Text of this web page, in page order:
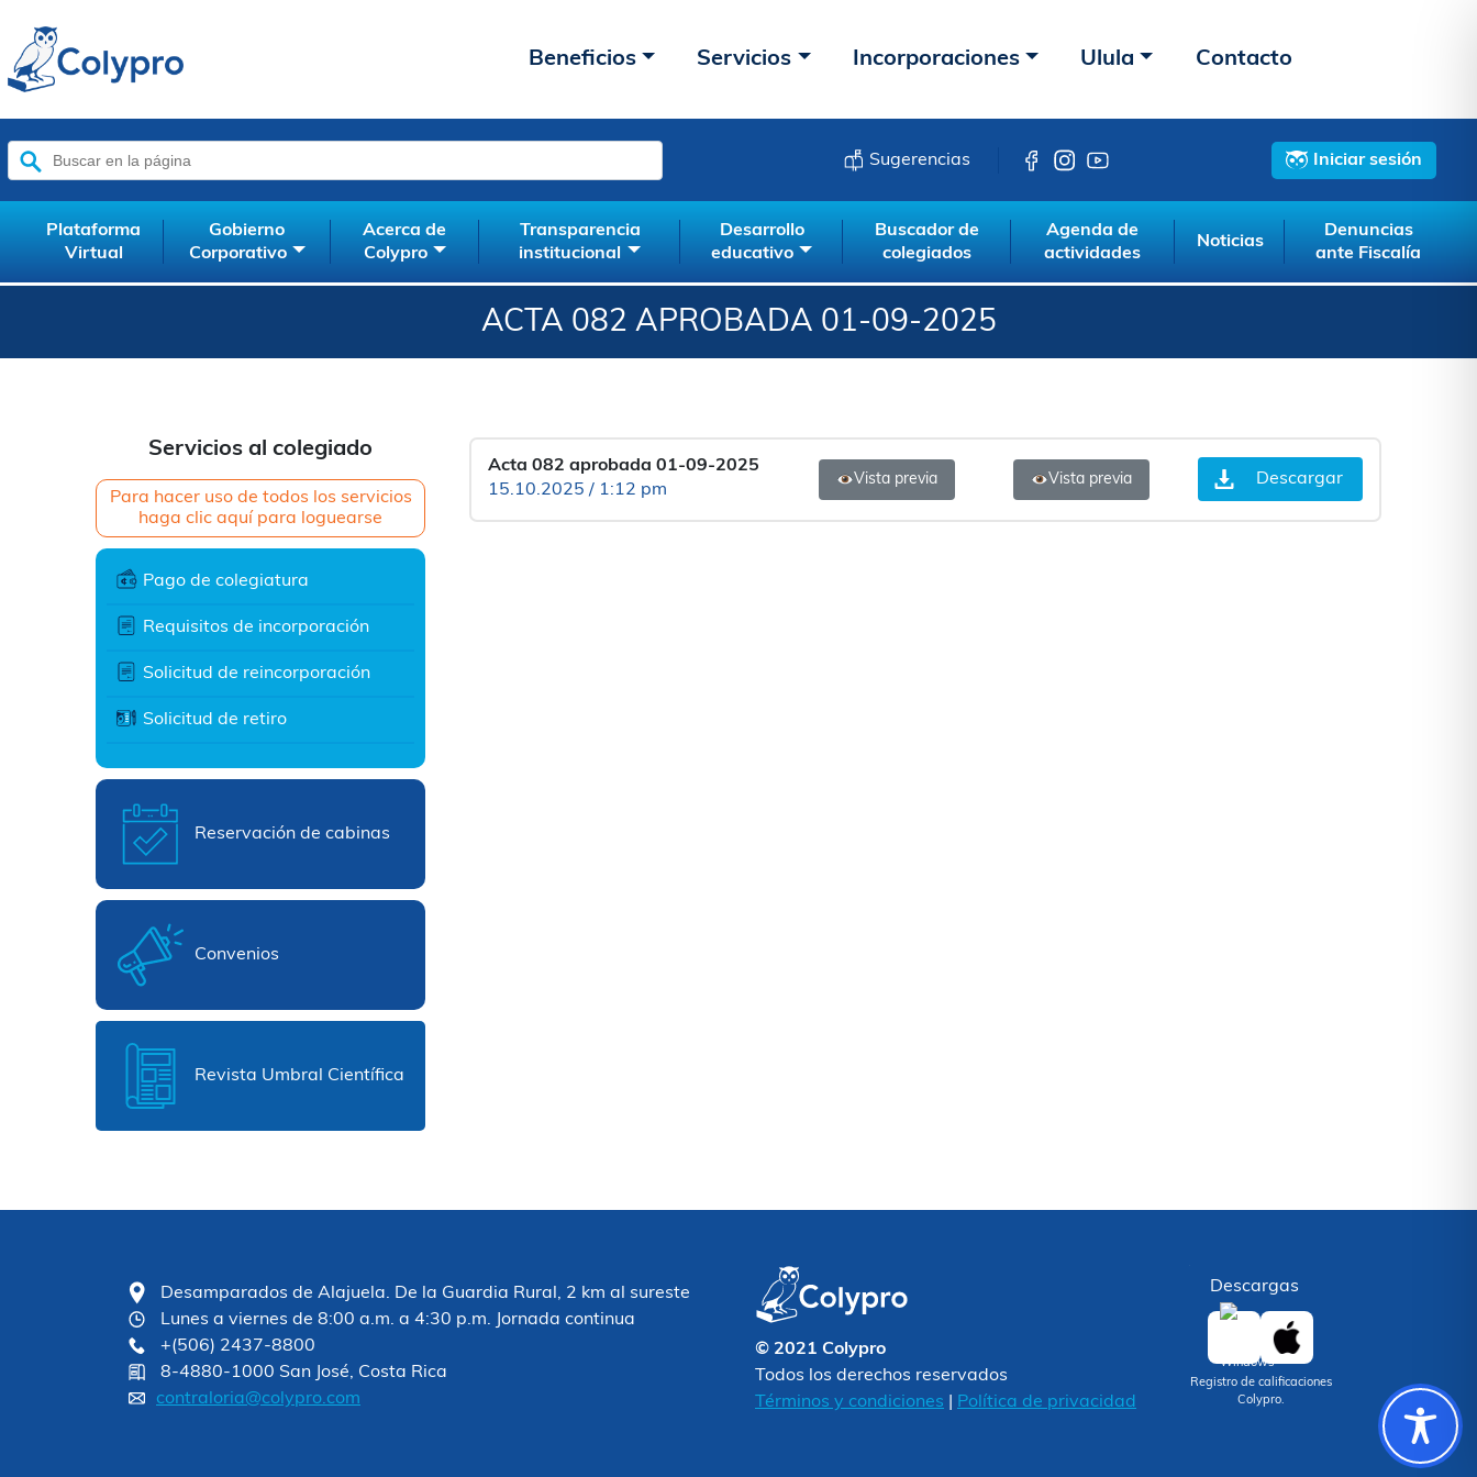
Beneficios Servicios Incorporaciones Ulula Contacto
Buscar:
Sugerencias Iniciar sesión
Plataforma
Virtual
Gobierno
Corporativo
Acerca de
Colypro
Transparencia
institucional
Desarrollo
educativo
Buscador de
colegiados
Agenda de
actividades
Noticias
Denuncias
ante Fiscalía
ACTA 082 APROBADA 01-09-2025
Servicios al colegiado
Para hacer uso de todos los servicios
haga clic aquí para loguearse
Pago de colegiatura
Requisitos de incorporación
Solicitud de reincorporación
Solicitud de retiro
Reservación de cabinas
Convenios
Revista Umbral Científica
Acta 082 aprobada 01-09-2025
15.10.2025 / 1:12 pm
Vista previa Vista previa Descargar
Desamparados de Alajuela. De la Guardia Rural, 2 km al sureste
Lunes a viernes de 8:00 a.m. a 4:30 p.m. Jornada continua
+(506) 2437-8800
8-4880-1000 San José, Costa Rica
contraloria@colypro.com
© 2021 Colypro
Todos los derechos reservados
Términos y condiciones
Política de privacidad
Descargas
Registro de calificaciones
Colypro.